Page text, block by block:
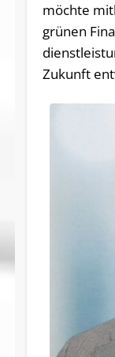
möchte
grünen
Zukunft